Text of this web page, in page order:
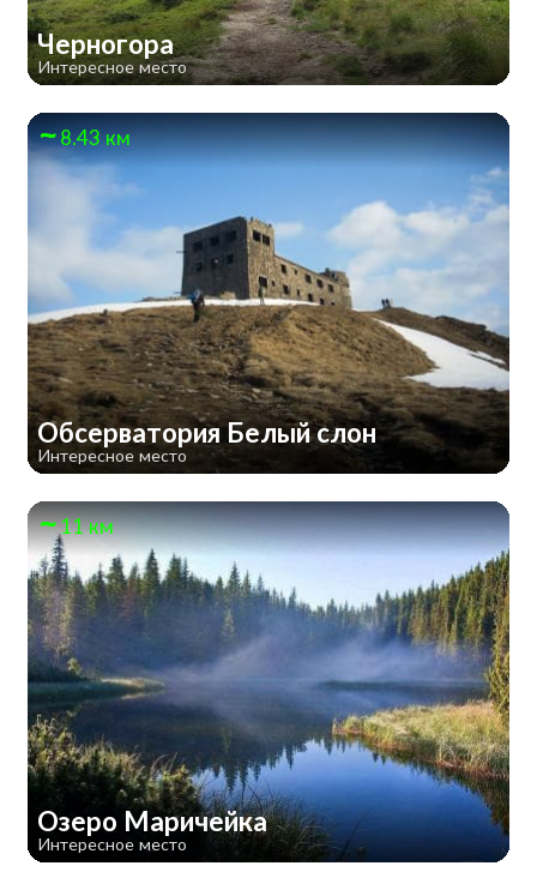
Черногора
Интересное место
8.43 км
Обсерватория Белый слон
Интересное место
11 км
Озеро Маричейка
Интересное место